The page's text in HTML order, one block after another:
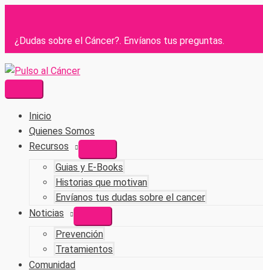
¿Dudas sobre el Cáncer?. Envíanos tus preguntas.
Inicio
Quienes Somos
Recursos
Guias y E-Books
Historias que motivan
Envíanos tus dudas sobre el cancer
Noticias
Prevención
Tratamientos
Comunidad